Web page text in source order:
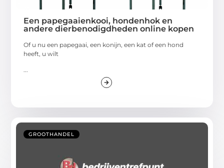
Een papegaaienkooi, hondenhok en
andere dierbenodigdheden online kopen
Of u nu een papegaai, een konijn, een kat of een hond
heeft, u wilt
...
GROOTHANDEL